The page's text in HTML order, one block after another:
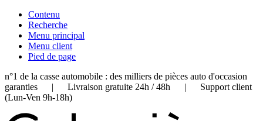
Contenu
Recherche
Menu principal
Menu client
Pied de page
n°1 de la casse automobile : des milliers de pièces auto d'occasion
garanties | Livraison gratuite 24h / 48h | Support client
(Lun-Ven 9h-18h)